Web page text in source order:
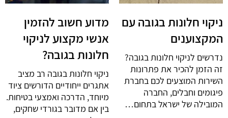
ניקוי חלונות בגובה עם
המקצוענים
נדרשים לניקוי חלונות בגובה?
זה הזמן להכיר את פתרונות
השירות המוצעים לכם בחברת
פיגומים וחבלים, החברה
המובילה של ישראל בתחום…
מדוע חשוב להזמין
אנשי מקצוע לניקוי
חלונות בגובה?
ניקוי חלונות בגובה רב מציב
אתגרים ייחודיים הדורשים ציוד
מיוחד, הדרכה ואמצעי בטיחות.
בין אם מדובר בגורדי שחקים,